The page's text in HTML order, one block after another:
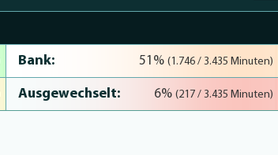
Bank: 51% (1.746 / 3.435 Minuten)
Ausgewechselt: 6% (217 / 3.435 Minuten)